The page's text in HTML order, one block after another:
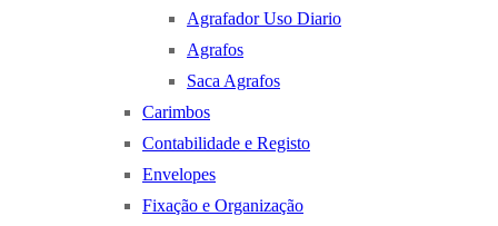
Agrafador Uso Diario
Agrafos
Saca Agrafos
Carimbos
Contabilidade e Registo
Envelopes
Fixação e Organização